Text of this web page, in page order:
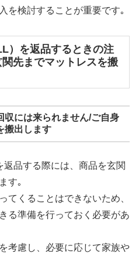
を検討することが重要です｡
）を返品するときの注
先までマットレスを搬
収には来られません/ご自身
搬出します
品する際には、商品を玄関
す｡
てくることはできないため、
る準備を行っておく必要があ
考慮し、必要に応じて家族や